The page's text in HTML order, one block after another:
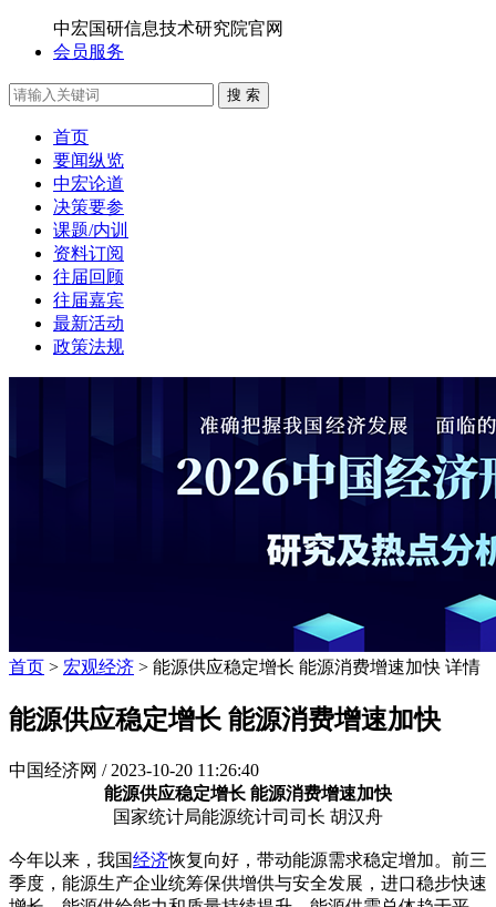
中宏国研信息技术研究院官网
会员服务
搜 索
首页
要闻纵览
中宏论道
决策要参
课题/内训
资料订阅
往届回顾
往届嘉宾
最新活动
政策法规
首页 > 宏观经济 > 能源供应稳定增长 能源消费增速加快 详情
能源供应稳定增长 能源消费增速加快
中国经济网 / 2023-10-20 11:26:40
能源供应稳定增长 能源消费增速加快
国家统计局能源统计司司长 胡汉舟
今年以来，我国经济恢复向好，带动能源需求稳定增加。前三
季度，能源生产企业统筹保供增供与安全发展，进口稳步快速